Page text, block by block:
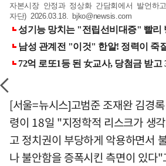
자본시장 안정과 정상화 간담회에서 발언하
자단) 2026.03.18. bjko@newsis.com
[서울=뉴시스]고범준 조재완 김경
령이 18일 "지정학적 리스크가 생
고 정치권이 부당하게 악용하면서
나 불안함을 증폭시킨 측면이 있다